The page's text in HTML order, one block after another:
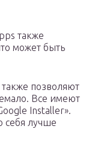
также
может быть
позволяют
Все имеют
Installer».
себя лучше